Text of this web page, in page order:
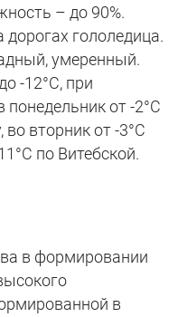
– до 90%.
гололедица.
умеренный.
-12°C, при
понедельник от -2°C
во вторник от -3°C
по Витебской.
в формировании
в